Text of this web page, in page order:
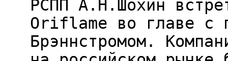
РСПП А.Н.Шохин
Oriflame во главе с
Брэннстромом.